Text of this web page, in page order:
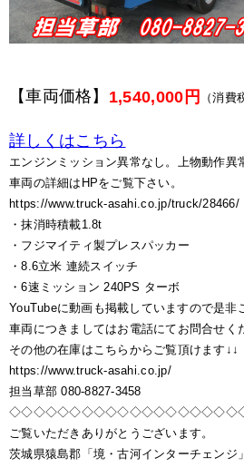
【車両価格】 1,540,000円 （消費
詳しくはこちら
エンジンミッション異常なし。上物動作異
車両の詳細はHPをご覧下さい。
https://www.truck-asahi.co.jp/truck/28466/
・抹消時積載1.8t
・フジマイティ製プレスパッカー
・8.6立米 連続スイッチ
・6速ミッション 240PS ターボ
YouTubeに動画も掲載していますので是非
車両につきましてはお電話にてお問合せく
その他の在庫はこちらからご覧頂けます↓↓
https://www.truck-asahi.co.jp/
担当草部 080-8827-3458
ご覧いただきありがとうございます。
茨城県猿島郡「境・古河インターチェンジ